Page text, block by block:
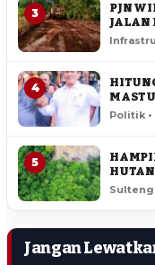
3
PJN
JALAN
4
Politik •
5
Sulteng
Jangan